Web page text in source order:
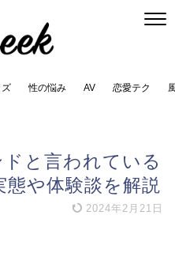
ズ 性の悩み AV 恋愛テク
と言われている
や体験談を解説
2024年2月21日